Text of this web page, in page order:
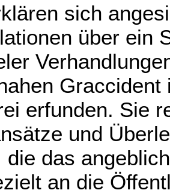
sich
über ein
erfunden. Sie
und
die das
an die